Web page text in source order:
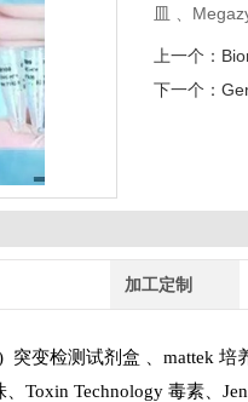
皿 、
上一个：
下一个：
加工定制
突变检测试剂盒 mattek 培
Toxin Technology 毒素、